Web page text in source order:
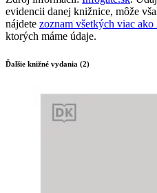
evidencii danej knižnice, môže
nájdete zoznam všetkých viac
ktorých máme údaje.
Ďalšie knižné vydania (2)